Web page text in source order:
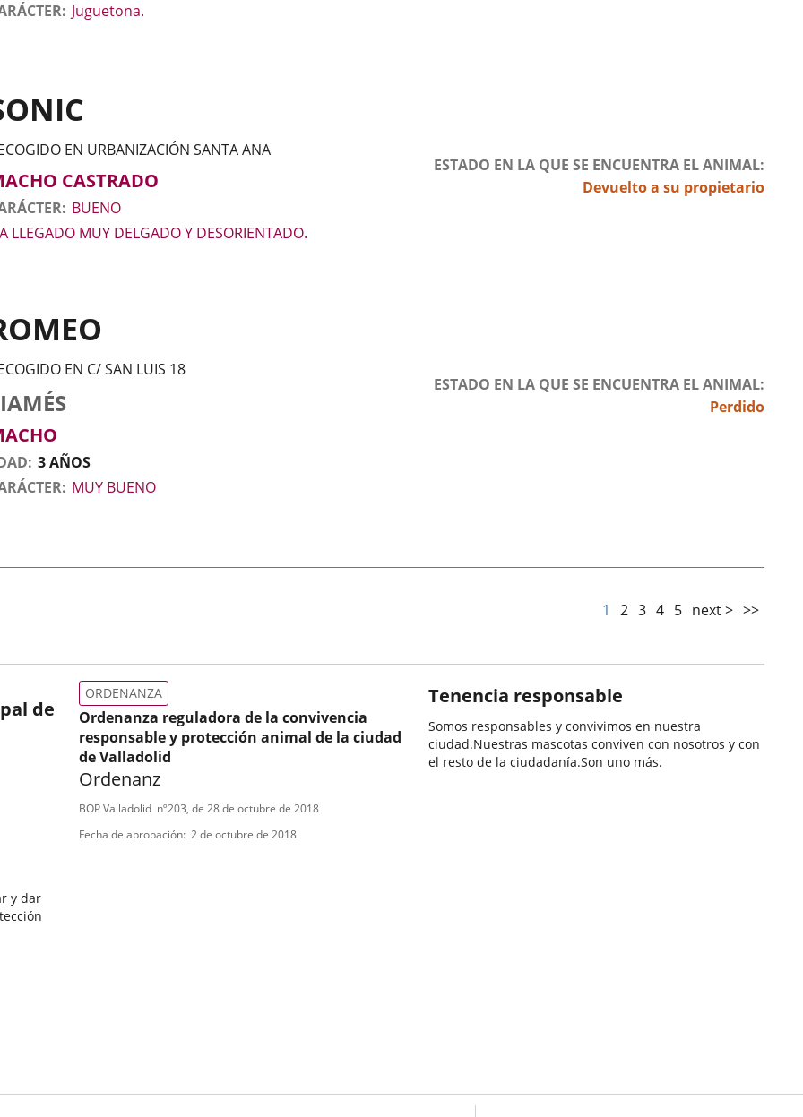
Juguetona.
EN URBANIZACIÓN SANTA ANA
CASTRADO
ESTADO EN LA QUE SE ENCUENTRA EL ANIMAL
Devuelto a su propietario
BUENO
LLEGADO MUY DELGADO Y DESORIENTADO.
EN C/ SAN LUIS 18
ESTADO EN LA QUE SE ENCUENTRA EL ANIMAL
Perdido
3 AÑOS
MUY BUENO
1 2 3 4 5 next > >>
de
Ordenanza reguladora de la convivencia
responsable y protección animal de la ciudad
de Valladolid
Ordenanz
Tipo
de
ORDENANZA
Referencia
BOP Valladolid nº203, de 28 de octubre de 2018
Fecha de aprobación 2 de octubre de 2018
Tenencia responsable
Somos responsables y convivimos en nuestra
ciudad.Nuestras mascotas conviven con nosotros y con
el resto de la ciudadanía.Son uno más.
y dar